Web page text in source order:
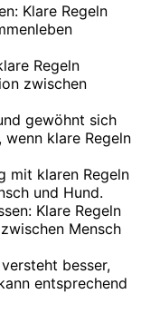
Klare Regeln
Regeln
zwischen
gewöhnt sich
wenn klare Regeln
mit klaren Regeln
und Hund.
Klare Regeln
Mensch
besser,
entsprechend